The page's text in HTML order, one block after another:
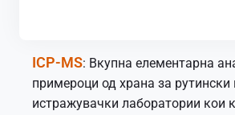
ICP-MS: Вкупна елементарна
примероци од храна за рутински
истражувачки лаборатории кои